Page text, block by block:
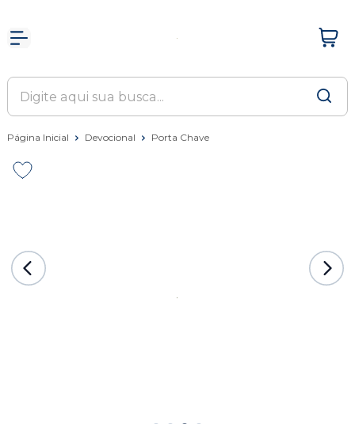
Página Inicial Devocional Porta Chave